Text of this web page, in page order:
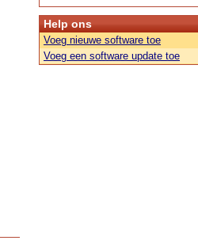
Help ons
Voeg nieuwe software toe
Voeg een software update toe